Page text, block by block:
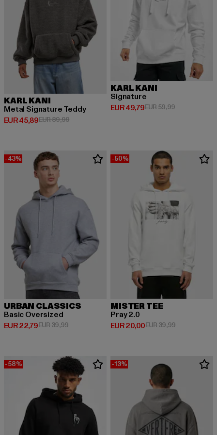
KARL KANI
Metal Signature Teddy
EUR 45,89
Huidige prijs: EUR 45,89
EUR 89,99Actieprijs: EUR 89,99
KARL KANI
Signature
EUR 49,79
Huidige prijs: EUR 49,79
EUR 59,99Actieprijs:
-43%
URBAN CLASSICS
Basic Oversized
EUR 22,79
Huidige prijs: EUR 22,79
EUR 39,99Actieprijs: EUR 39,99
-50%
MISTER TEE
Pray 2.0
EUR 20,00
Huidige prijs: EUR 20,00
EUR 39,99Actieprijs:
-58% -13%